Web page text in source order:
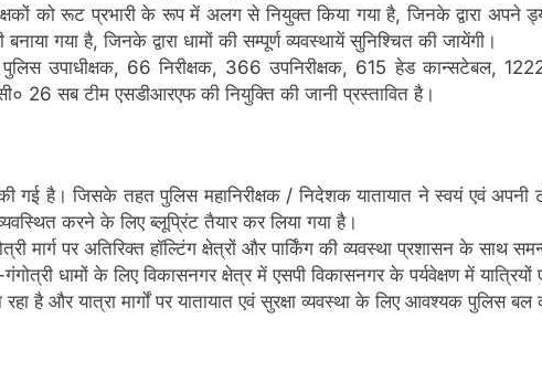
को रूट प्रभारी के रूप में अलग से नियुक्त किया गया है, जिनके द्वारा अपने
गया है, जिनके द्वारा धामों की सम्पूर्ण व्यवस्थायें सुनिश्चित की जायेंगी।
उपाधीक्षक, 66 निरीक्षक, 366 उपनिरीक्षक, 615 हेड कान्सटेबल,
26 सब टीम एसडीआरएफ की नियुक्ति की जानी प्रस्तावित है।
गई है। जिसके तहत पुलिस महानिरीक्षक / निदेशक यातायात ने स्वयं एवं अपनी
करने के लिए ब्लूप्रिंट तैयार कर लिया गया है।
पर अतिरिक्त हॉल्टिंग क्षेत्रों और पार्किंग की व्यवस्था प्रशासन के साथ
धामों के लिए विकासनगर क्षेत्र में एसपी विकासनगर के पर्यवेक्षण में यात्रियों
है और यात्रा मार्गों पर यातायात एवं सुरक्षा व्यवस्था के लिए आवश्यक पुलिस